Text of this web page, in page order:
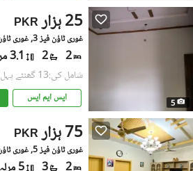
5
PKR 25 ہزار
غوری ٹاؤن فیز 3, غوری ٹاؤن
2
2 3.1 مرلہ
شامل کی:13 گھنٹے پہل
ایس ایم ایس
PKR 75 ہزار
غوری ٹاؤن فیز 5, غوری ٹاؤن